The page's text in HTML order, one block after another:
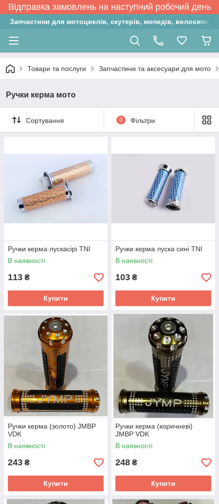
Відправка замовлень на наступний робочий день
Запчастини для мотоциклів, скутерів, мопедів,
Товари та послуги Запчастини та аксесуари для мото
Ручки керма мото
Сортування 0 Фільтри
Ручки керма лускасірі TNI
В наявності
113 ₴
Купити
Ручки керма луска сині TNI
В наявності
103 ₴
Купити
Ручки керма (золото) JMBP
VDK
В наявності
243 ₴
Купити
Ручки керма (коричневі)
JMBP VDK
В наявності
248 ₴
Купити